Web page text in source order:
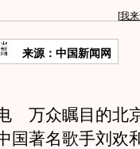
[我
来源：中国新闻网
万众瞩目的北
国著名歌手刘欢